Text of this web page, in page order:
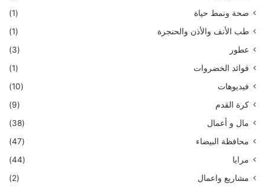
صحة ونمط حياة
(1)
طب الأنف والأذن والحنجرة
(1)
عطور
(3)
فوائد الخضروات
(1)
فيديوهات
(10)
كرة القدم
(9)
مال و أعمال
(38)
محافظة البيضاء
(47)
مرايا
(44)
مشاريع واعمال
(2)